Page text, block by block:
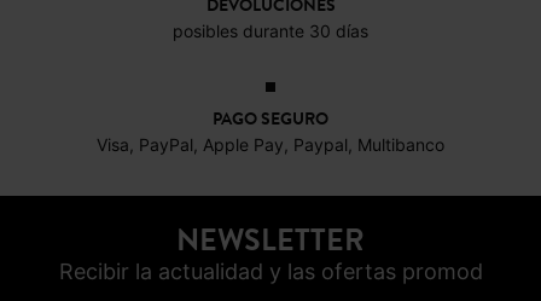
NEWSLETTER
SUSCRIBIR